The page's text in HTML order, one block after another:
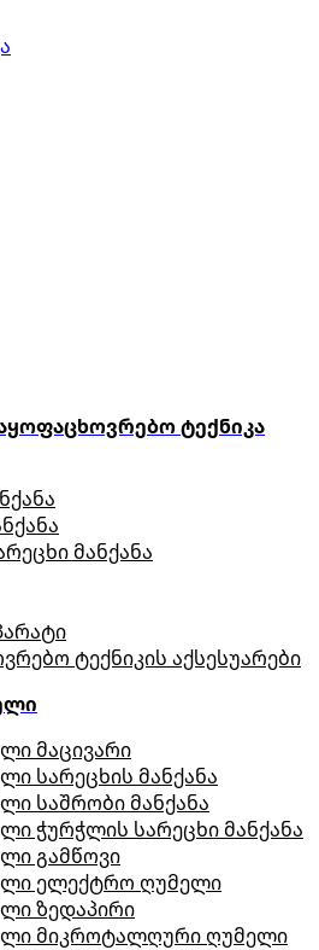
ტექნიკა
მანქანა
ტექნიკის აქსესუარები
მაცივარი
სარეცხის მანქანა
საშრობი მანქანა
ჭურჭლის სარეცხი მანქანა
გამწოვი
ელექტრო ღუმელი
ზედაპირი
მიკროტალღური ღუმელი